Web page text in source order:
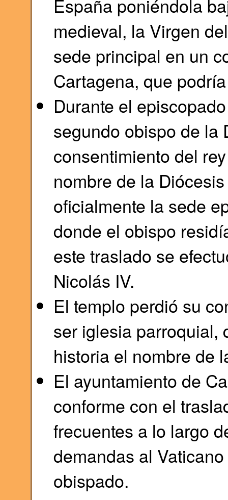
España poniéndola
medieval, la Virgen
sede principal en un
Cartagena, que
Durante el
segundo obispo de la
consentimiento del
nombre de la
oficialmente la sede
donde el obispo
este traslado se
Nicolás IV.
El templo perdió su
ser iglesia parroquial,
historia el nombre de
El ayuntamiento de
conforme con el
frecuentes a lo largo
demandas al
obispado.